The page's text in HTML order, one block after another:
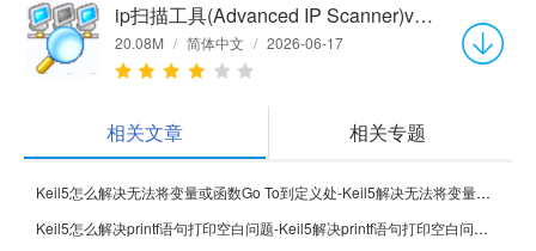
ip扫描工具(Advanced IP Scanner)v2.5.4594.1
20.08M / 简体中文 / 2026-06-17
相关文章 相关专题
Keil5怎么解决无法将变量或函数Go To到定义处-Keil5解决无法将变量或函数Go To到定义处的方法
Keil5怎么解决printf语句打印空白问题-Keil5解决printf语句打印空白问题的方法